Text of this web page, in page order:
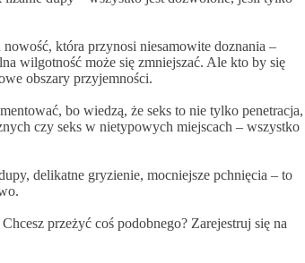
która przynosi niesamowite doznania –
wilgotność może się zmniejszać. Ale kto by się
obszary przyjemności.
bo wiedzą, że seks to nie tylko penetracja,
czy seks w nietypowych miejscach – wszystko
delikatne gryzienie, mocniejsze pchnięcia – to
przeżyć coś podobnego? Zarejestruj się na